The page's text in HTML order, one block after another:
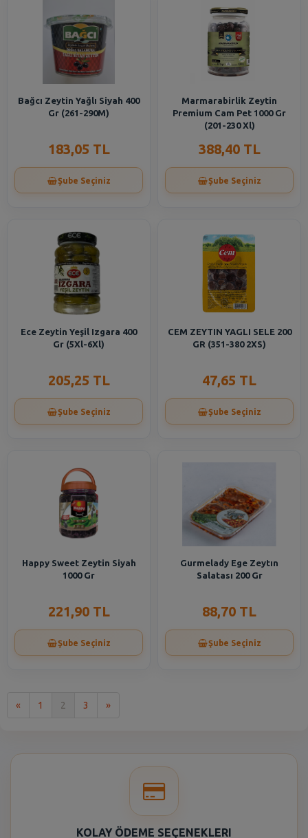
Bağcı Zeytin Yağlı Siyah 400
Gr (261-290M)
183,05 TL
Şube Seçiniz
Marmarabirlik Zeytin
Premium Cam Pet 1000 Gr
(201-230 Xl)
388,40 TL
Şube Seçiniz
Ece Zeytin Yeşil Izgara 400
Gr (5Xl-6Xl)
205,25 TL
Şube Seçiniz
CEM ZEYTIN YAGLI SELE 200
GR (351-380 2XS)
47,65 TL
Şube Seçiniz
Happy Sweet Zeytin Siyah
1000 Gr
221,90 TL
Şube Seçiniz
Gurmelady Ege Zeytın
Salatası 200 Gr
88,70 TL
Şube Seçiniz
« 1 2 3 »Son
KOLAY ÖDEME SEÇENEKLERI